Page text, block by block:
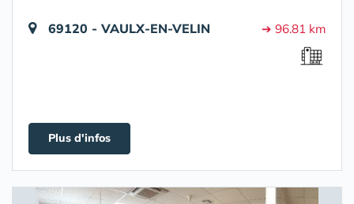
69120 - VAULX-EN-VELIN ➔ 96.81 km
Plus d'infos